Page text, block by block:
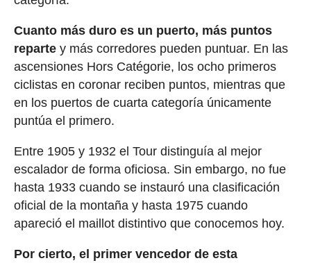
Cuanto más duro es un puerto, más puntos
reparte y más corredores pueden puntuar. En las
ascensiones Hors Catégorie, los ocho primeros
ciclistas en coronar reciben puntos, mientras que
en los puertos de cuarta categoría únicamente
puntúa el primero.
Entre 1905 y 1932 el Tour distinguía al mejor
escalador de forma oficiosa. Sin embargo, no fue
hasta 1933 cuando se instauró una clasificación
oficial de la montaña y hasta 1975 cuando
apareció el maillot distintivo que conocemos hoy.
Por cierto, el primer vencedor de esta